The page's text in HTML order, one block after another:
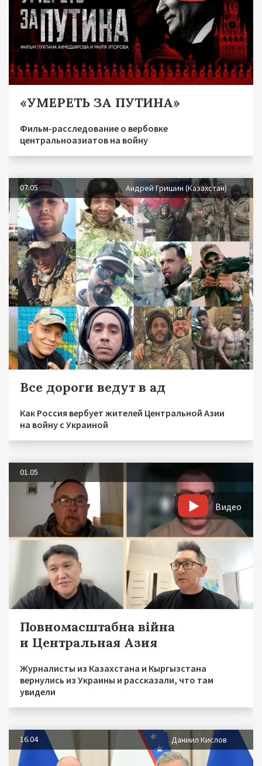
«УМЕРЕТЬ ЗА ПУТИНА»
Фильм-расследование о вербовке
центральноазиатов на войну
07.05 Андрей Гришин (Казахстан)
Все дороги ведут в ад
Как Россия вербует жителей Центральной Азии
на войну с Украиной
01.05
Видео
Повномасштабна війна
и Центральная Азия
Журналисты из Казахстана и Кыргызстана
вернулись из Украины и рассказали, что там
увидели
16.04 Даниил Кислов